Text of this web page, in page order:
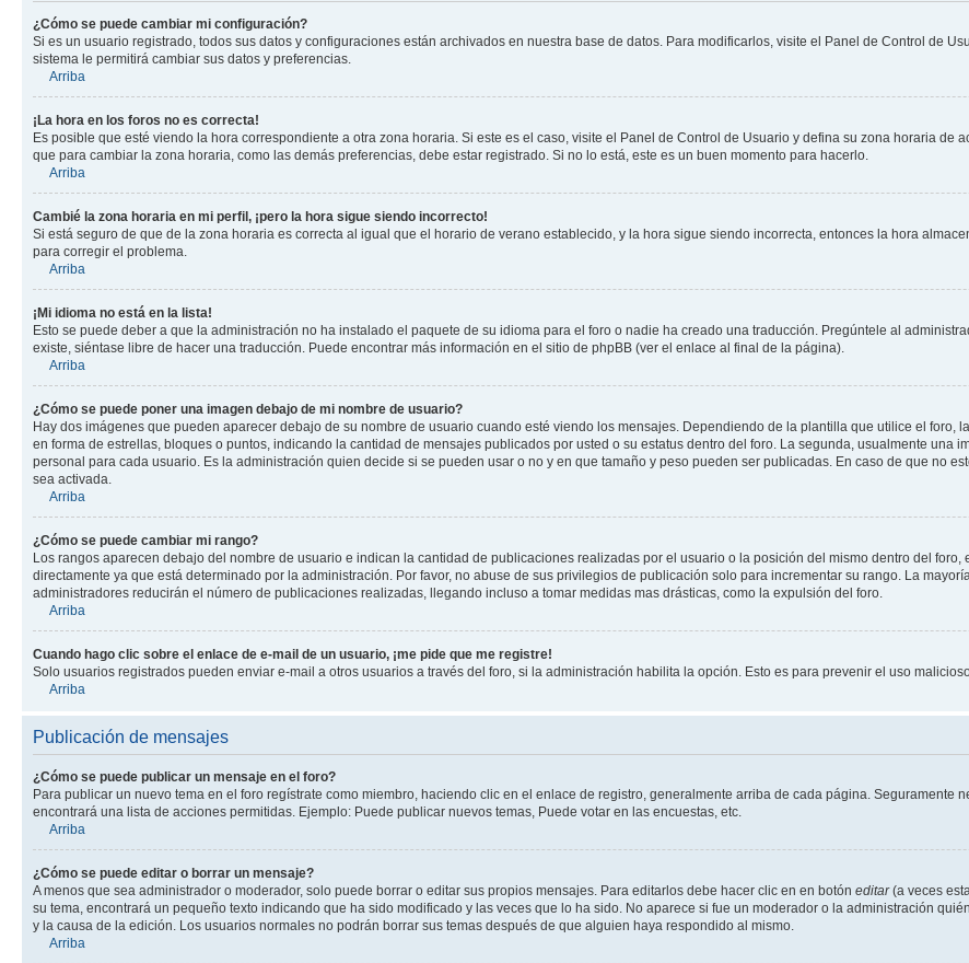
¿Cómo se puede cambiar mi configuración?
Si es un usuario registrado, todos sus datos y configuraciones están archivados en nuestra base de datos. Para modificarlos, visite el Panel de Control de
sistema le permitirá cambiar sus datos y preferencias.
Arriba
¡La hora en los foros no es correcta!
Es posible que esté viendo la hora correspondiente a otra zona horaria. Si este es el caso, visite el Panel de Control de Usuario y defina su zona horaria de
que para cambiar la zona horaria, como las demás preferencias, debe estar registrado. Si no lo está, este es un buen momento para hacerlo.
Arriba
Cambié la zona horaria en mi perfil, ¡pero la hora sigue siendo incorrecto!
Si está seguro de que de la zona horaria es correcta al igual que el horario de verano establecido, y la hora sigue siendo incorrecta, entonces la hora
para corregir el problema.
Arriba
¡Mi idioma no está en la lista!
Esto se puede deber a que la administración no ha instalado el paquete de su idioma para el foro o nadie ha creado una traducción. Pregúntele al
existe, siéntase libre de hacer una traducción. Puede encontrar más información en el sitio de phpBB (ver el enlace al final de la página).
Arriba
¿Cómo se puede poner una imagen debajo de mi nombre de usuario?
Hay dos imágenes que pueden aparecer debajo de su nombre de usuario cuando esté viendo los mensajes. Dependiendo de la plantilla que utilice el foro,
en forma de estrellas, bloques o puntos, indicando la cantidad de mensajes publicados por usted o su estatus dentro del foro. La segunda, usualmente una
personal para cada usuario. Es la administración quien decide si se pueden usar o no y en que tamaño y peso pueden ser publicadas. En caso de que no
sea activada.
Arriba
¿Cómo se puede cambiar mi rango?
Los rangos aparecen debajo del nombre de usuario e indican la cantidad de publicaciones realizadas por el usuario o la posición del mismo dentro del
directamente ya que está determinado por la administración. Por favor, no abuse de sus privilegios de publicación solo para incrementar su rango. La
administradores reducirán el número de publicaciones realizadas, llegando incluso a tomar medidas mas drásticas, como la expulsión del foro.
Arriba
Cuando hago clic sobre el enlace de e-mail de un usuario, ¡me pide que me registre!
Solo usuarios registrados pueden enviar e-mail a otros usuarios a través del foro, si la administración habilita la opción. Esto es para prevenir el uso
Arriba
Publicación de mensajes
¿Cómo se puede publicar un mensaje en el foro?
Para publicar un nuevo tema en el foro regístrate como miembro, haciendo clic en el enlace de registro, generalmente arriba de cada página. Seguramente
encontrará una lista de acciones permitidas. Ejemplo: Puede publicar nuevos temas, Puede votar en las encuestas, etc.
Arriba
¿Cómo se puede editar o borrar un mensaje?
A menos que sea administrador o moderador, solo puede borrar o editar sus propios mensajes. Para editarlos debe hacer clic en en botón editar(a veces
su tema, encontrará un pequeño texto indicando que ha sido modificado y las veces que lo ha sido. No aparece si fue un moderador o la administración
y la causa de la edición. Los usuarios normales no podrán borrar sus temas después de que alguien haya respondido al mismo.
Arriba